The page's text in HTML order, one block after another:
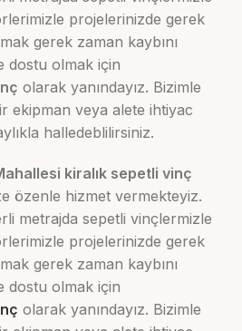
projelerinizde gerek
gerek zaman kaybını
dostu olmak için
olarak yanındayız. Bizimle
ekipman veya alete ihtiyac
halledeblilirsiniz.
kiralık sepetli vinç
özenle hizmet vermekteyiz.
metrajda sepetli vinçlermizle
projelerinizde gerek
gerek zaman kaybını
dostu olmak için
olarak yanındayız. Bizimle